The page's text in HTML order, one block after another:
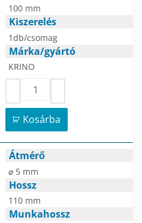
100 mm
Kiszerelés
1db/csomag
Márka/gyártó
KRINO
Kosárba
Átmérő
⌀ 5 mm
Hossz
110 mm
Munkahossz